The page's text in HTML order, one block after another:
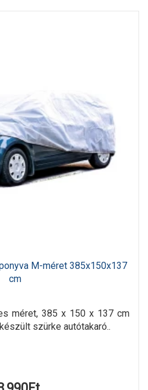
M-méret 385x150x137
cm
méret, 385 x 150 x 137 cm
szürke autótakaró..